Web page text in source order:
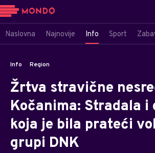
Naslovna Najnovije Info Sport
Info Region
Žrtva stravične
Kočanima: Stradala i
koja je bila prateći
grupi DNK